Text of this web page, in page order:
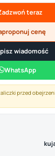
teraz
cenę
wiadomość
WhatsApp
przed